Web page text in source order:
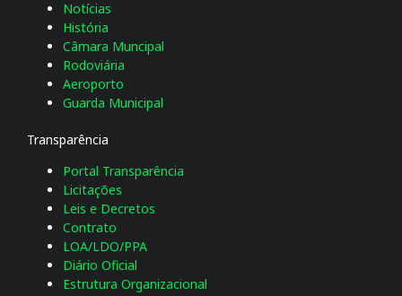
Notícias
História
Câmara Muncipal
Rodoviária
Aeroporto
Guarda Municipal
Transparência
Portal Transparência
Licitações
Leis e Decretos
Contrato
LOA/LDO/PPA
Diário Oficial
Estrutura Organizacional